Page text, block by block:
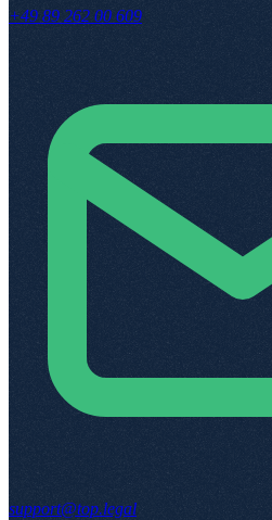
+49 89 262 00 609
support@top.legal